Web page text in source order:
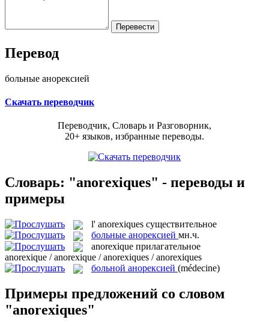
Перевод
больные анорексией
Скачать переводчик
Переводчик, Словарь и Разговорник,
20+ языков, избранные переводы.
Словарь: "anorexiques" - переводы и
примеры
l' anorexiques существительное
больные анорексией мн.ч.
anorexique прилагательное
anorexique / anorexique / anorexiques / anorexiques
больной анорексией (médecine)
Примеры предложений со словом
"anorexiques"